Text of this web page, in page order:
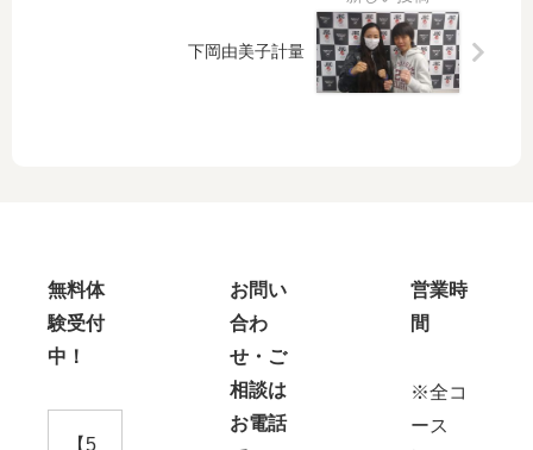
下岡由美子計量
無料体
験受付
中！
【5
お問い
合わ
せ・ご
相談は
お電話
営業時
間
※全コ
ース